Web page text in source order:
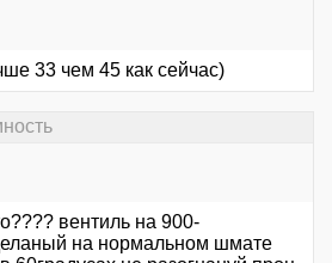
33 чем 45 как сейчас)
вентиль на 900-
на нормальном шмате